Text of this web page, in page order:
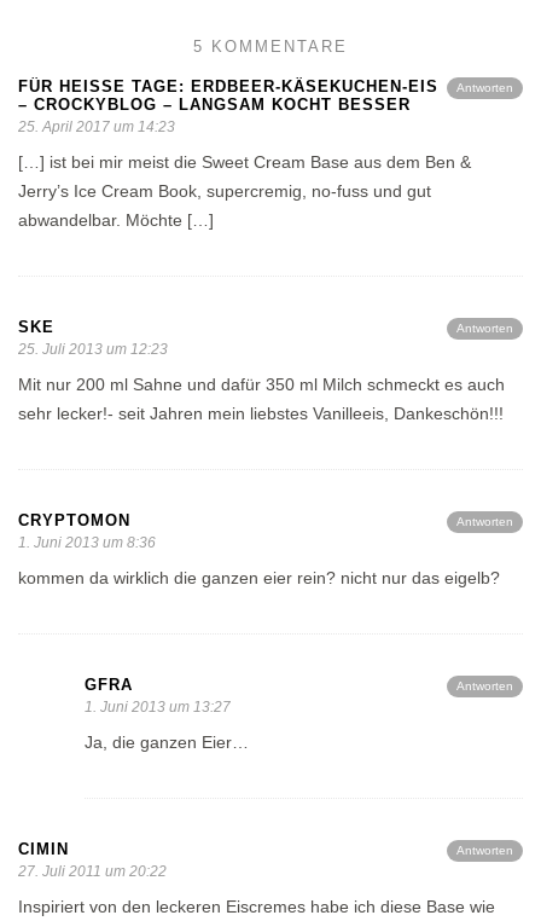
5 KOMMENTARE
Antworten
FÜR HEISSE TAGE: ERDBEER-KÄSEKUCHEN-EIS –
CROCKYBLOG – LANGSAM KOCHT BESSER
25. April 2017 um 14:23
[…] ist bei mir meist die Sweet Cream Base aus dem Ben &
Jerry’s Ice Cream Book, supercremig, no-fuss und gut
abwandelbar. Möchte […]
Antworten
SKE
25. Juli 2013 um 12:23
Mit nur 200 ml Sahne und dafür 350 ml Milch schmeckt es auch
sehr lecker!- seit Jahren mein liebstes Vanilleeis, Dankeschön!!!
Antworten
CRYPTOMON
1. Juni 2013 um 8:36
kommen da wirklich die ganzen eier rein? nicht nur das eigelb?
Antworten
GFRA
1. Juni 2013 um 13:27
Ja, die ganzen Eier…
Antworten
CIMIN
27. Juli 2011 um 20:22
Inspiriert von den leckeren Eiscremes habe ich diese Base wie